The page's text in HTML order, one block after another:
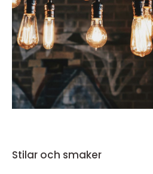
Stilar och smaker